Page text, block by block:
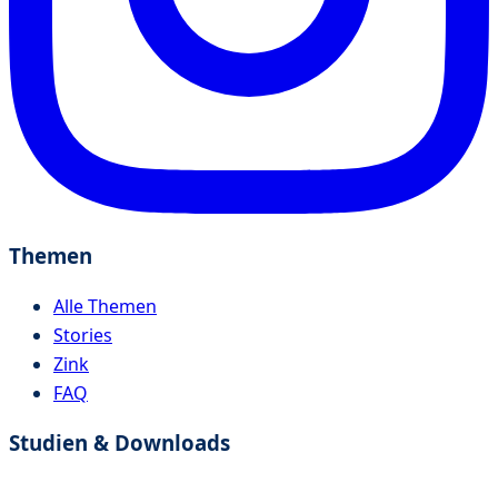
Themen
Alle Themen
Stories
Zink
FAQ
Studien & Downloads